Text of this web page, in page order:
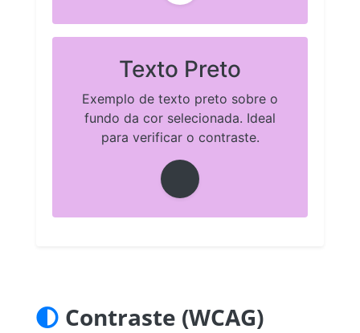
Texto Preto
Exemplo de texto preto sobre o
fundo da cor selecionada. Ideal
para verificar o contraste.
Contraste (WCAG)